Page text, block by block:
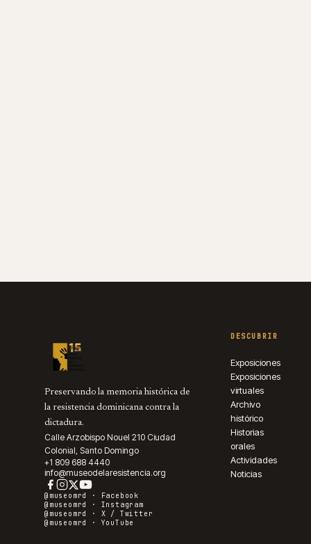
Preservando la memoria histórica de
la resistencia dominicana contra la
dictadura.
Calle Arzobispo Nouel 210 Ciudad
Colonial, Santo Domingo
+1 809 688 4440
info@museodelaresistencia.org
@museomrd ·
Facebook
@museomrd · Instagram
@museomrd · X / Twitter
@museomrd · YouTube
DESCUBRIR
Exposiciones
Exposiciones
virtuales
Archivo
histórico
Historias
orales
Actividades
Noticias